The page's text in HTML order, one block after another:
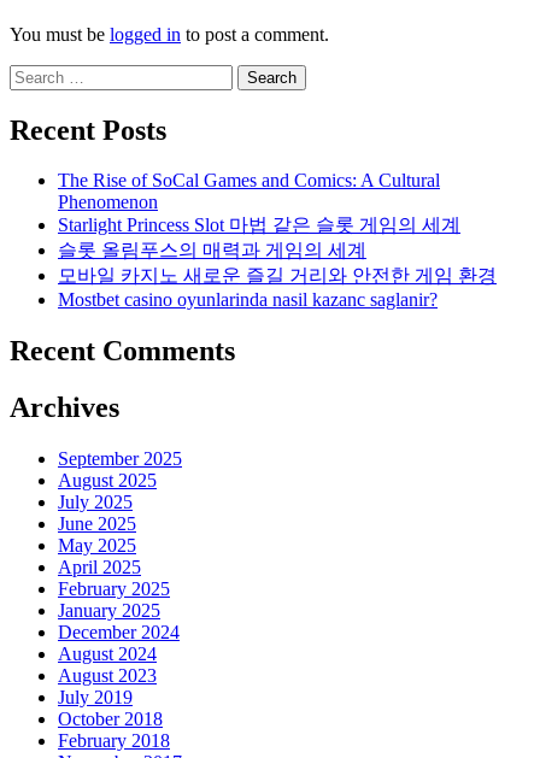
You must be logged in to post a comment.
Search
for:
Recent Posts
The Rise of SoCal Games and Comics: A Cultural
Phenomenon
Starlight Princess Slot 마법 같은 슬롯 게임의 세계
슬롯 올림푸스의 매력과 게임의 세계
모바일 카지노 새로운 즐길 거리와 안전한 게임 환경
Mostbet casino oyunlarinda nasil kazanc saglanir?
Recent Comments
Archives
September 2025
August 2025
July 2025
June 2025
May 2025
April 2025
February 2025
January 2025
December 2024
August 2024
August 2023
July 2019
October 2018
February 2018